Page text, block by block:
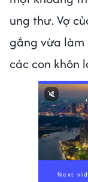
ung thư. Vợ
gắng vừa làm
các con khôn